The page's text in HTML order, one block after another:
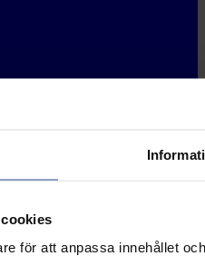
för att anpassa innehållet